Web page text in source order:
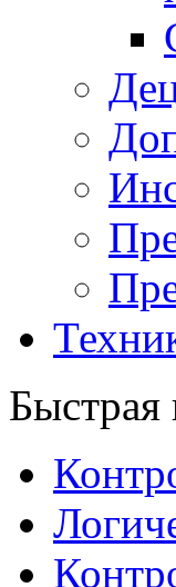
Быстрая